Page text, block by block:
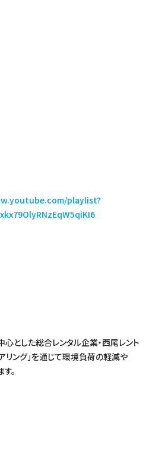
playlist?
とした総合レンタル企業・西尾レント
アリング」を通じて環境負荷の軽減や
。